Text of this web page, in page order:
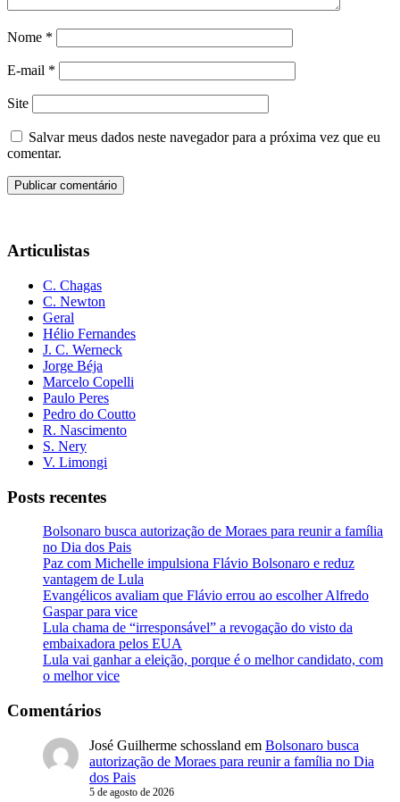
Nome *
E-mail *
Site
Salvar meus dados neste navegador para a próxima vez que eu
comentar.
Articulistas
C. Chagas
C. Newton
Geral
Hélio Fernandes
J. C. Werneck
Jorge Béja
Marcelo Copelli
Paulo Peres
Pedro do Coutto
R. Nascimento
S. Nery
V. Limongi
Posts recentes
Bolsonaro busca autorização de Moraes para reunir a família
no Dia dos Pais
Paz com Michelle impulsiona Flávio Bolsonaro e reduz
vantagem de Lula
Evangélicos avaliam que Flávio errou ao escolher Alfredo
Gaspar para vice
Lula chama de “irresponsável” a revogação do visto da
embaixadora pelos EUA
Lula vai ganhar a eleição, porque é o melhor candidato, com
o melhor vice
Comentários
José Guilherme schossland em Bolsonaro busca
autorização de Moraes para reunir a família no Dia
dos Pais
5 de agosto de 2026